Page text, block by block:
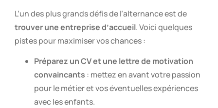
L’un des plus grands défis de l’alternance est de
trouver une entreprise d’accueil. Voici quelques
pistes pour maximiser vos chances :
Préparez un CV et une lettre de motivation
convaincants : mettez en avant votre passion
pour le métier et vos éventuelles expériences
avec les enfants.